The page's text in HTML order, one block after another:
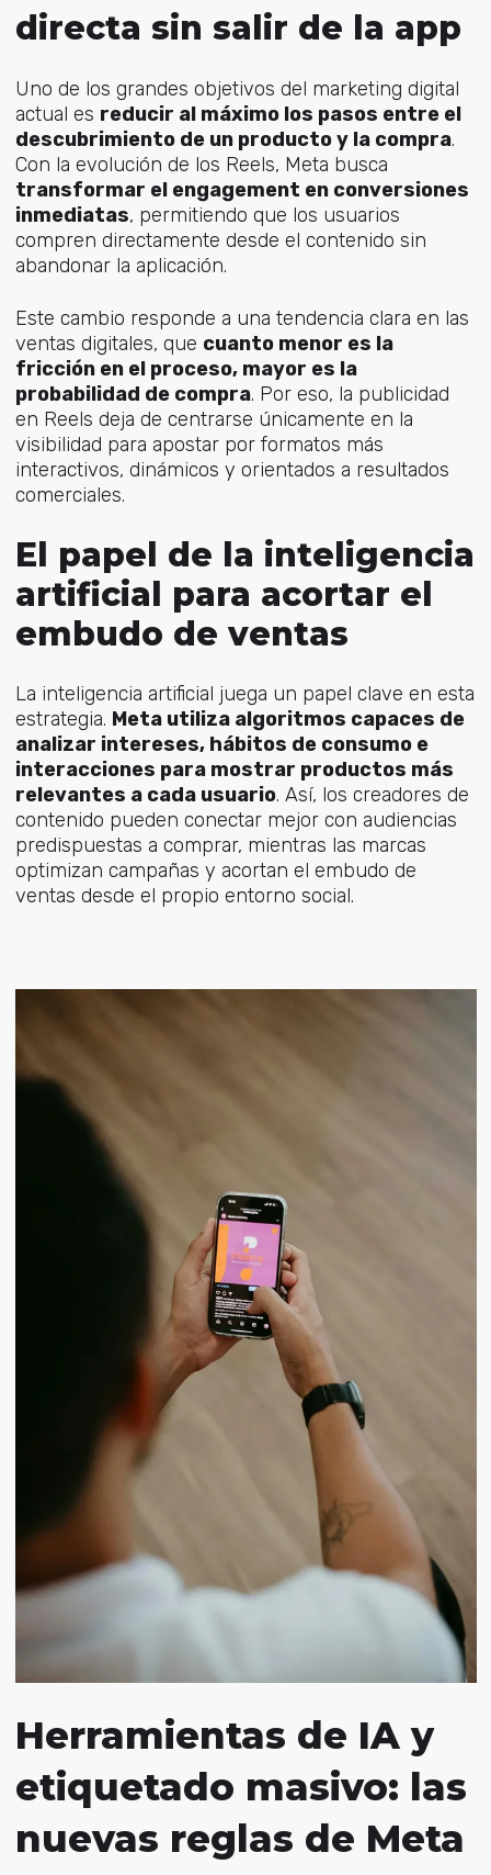
directa sin salir de la app
Uno de los grandes objetivos del marketing digital
actual es reducir al máximo los pasos entre el
descubrimiento de un producto y la compra.
Con la evolución de los Reels, Meta busca
transformar el engagement en conversiones
inmediatas, permitiendo que los usuarios
compren directamente desde el contenido sin
abandonar la aplicación.
Este cambio responde a una tendencia clara en las
ventas digitales, que cuanto menor es la
fricción en el proceso, mayor es la
probabilidad de compra. Por eso, la publicidad
en Reels deja de centrarse únicamente en la
visibilidad para apostar por formatos más
interactivos, dinámicos y orientados a resultados
comerciales.
El papel de la inteligencia
artificial para acortar el
embudo de ventas
La inteligencia artificial juega un papel clave en esta
estrategia. Meta utiliza algoritmos capaces de
analizar intereses, hábitos de consumo e
interacciones para mostrar productos más
relevantes a cada usuario. Así, los creadores de
contenido pueden conectar mejor con audiencias
predispuestas a comprar, mientras las marcas
optimizan campañas y acortan el embudo de
ventas desde el propio entorno social.
Herramientas de IA y
etiquetado masivo: las
nuevas reglas de Meta